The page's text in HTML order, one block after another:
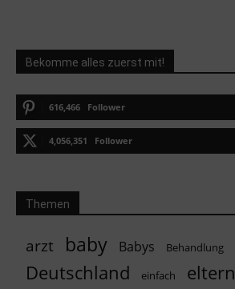
Bekomme alles zuerst mit!
616,466 Follower
4,056,351 Follower
Themen
arzt baby Babys Behandlung
Deutschland einfach eltern